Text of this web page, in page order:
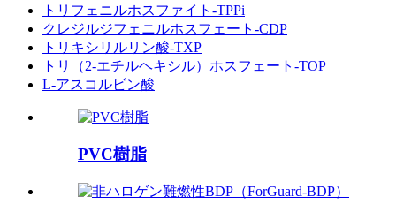
トリフェニルホスファイト-TPPi
クレジルジフェニルホスフェート-CDP
トリキシリルリン酸-TXP
トリ（2-エチルヘキシル）ホスフェート-TOP
L-アスコルビン酸
PVC樹脂